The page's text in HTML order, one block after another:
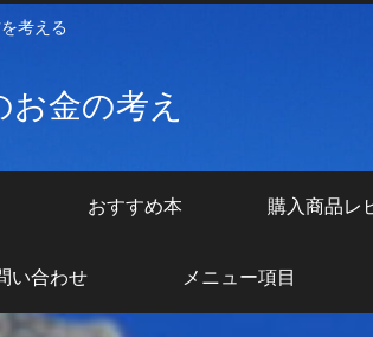
考える
お金の考え
おすすめ本 購入商品レ
い合わせ メニュー項目